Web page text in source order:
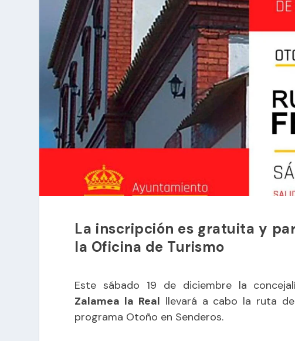
La inscripción es gratuita y
la Oficina de Turismo
Este sábado 19 de diciembre la
Zalamea la Real llevará a cabo la ruta
programa Otoño en Senderos.